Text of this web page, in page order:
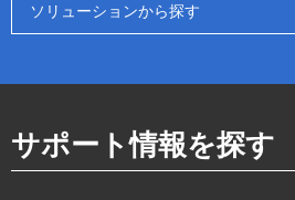
ソリューションから探す
サポート情報を探す